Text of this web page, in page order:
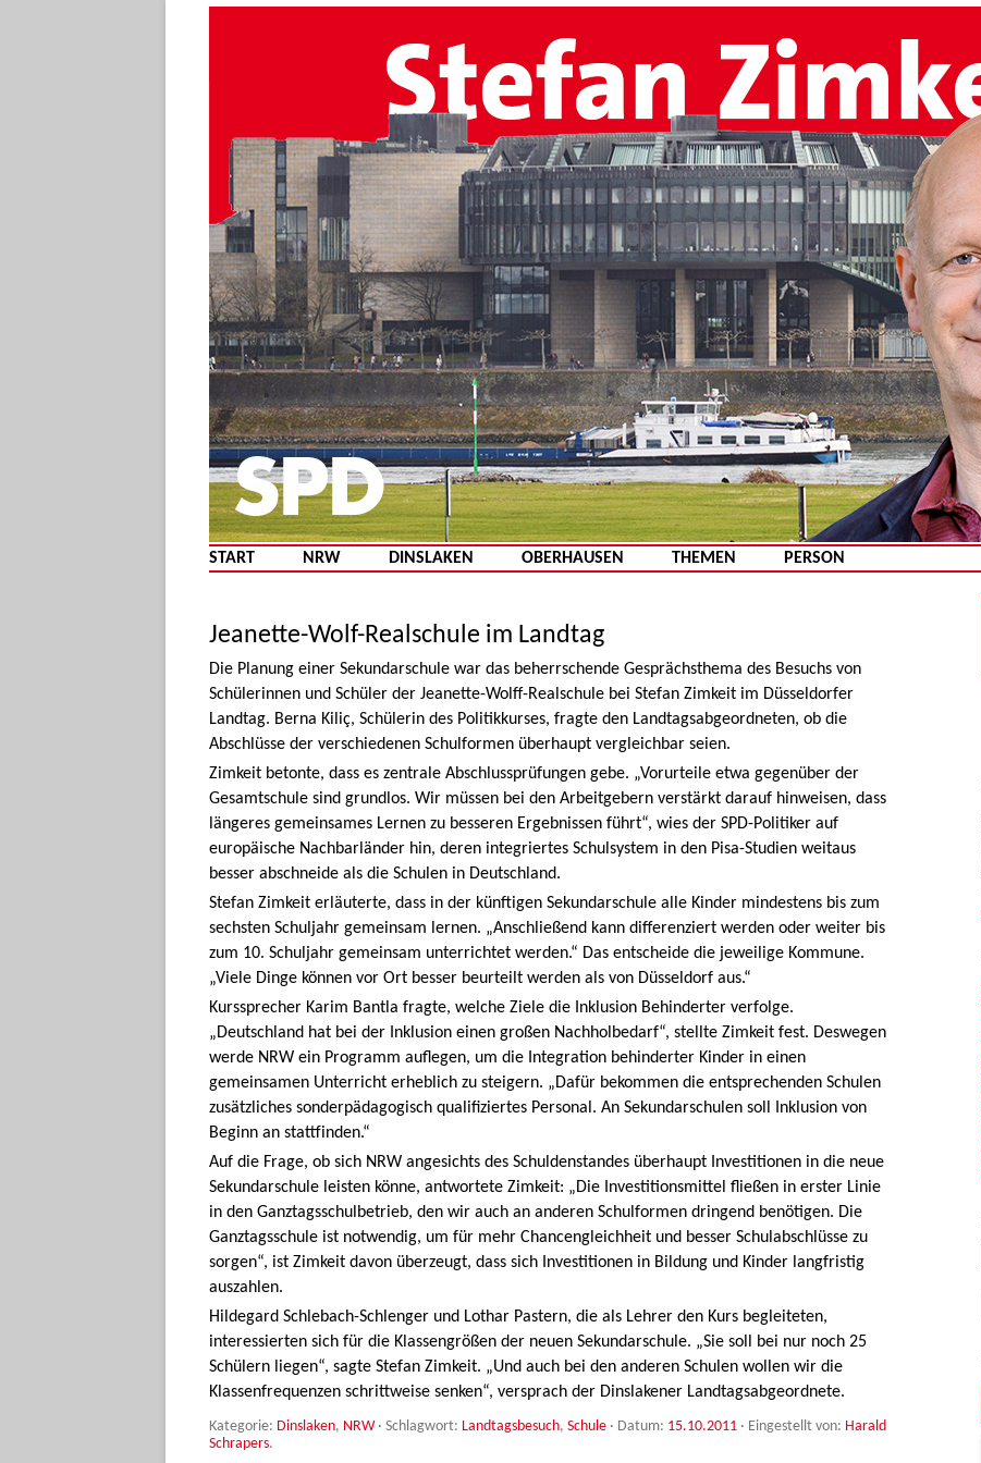
Zum Inhalt springen
START NRW DINSLAKEN OBERHAUSEN THEMEN PERSON
Jeanette-Wolf-Realschule im Landtag
Die Planung einer Sekundarschule war das beherrschende Gesprächsthema des Besuchs von
Schülerinnen und Schüler der Jeanette-Wolff-Realschule bei Stefan Zimkeit im Düsseldorfer
Landtag. Berna Kiliç, Schülerin des Politikkurses, fragte den Landtagsabgeordneten, ob die
Abschlüsse der verschiedenen Schulformen überhaupt vergleichbar seien.
Zimkeit betonte, dass es zentrale Abschlussprüfungen gebe. „Vorurteile etwa gegenüber der
Gesamtschule sind grundlos. Wir müssen bei den Arbeitgebern verstärkt darauf hinweisen, dass
längeres gemeinsames Lernen zu besseren Ergebnissen führt“, wies der SPD-Politiker auf
europäische Nachbarländer hin, deren integriertes Schulsystem in den Pisa-Studien weitaus
besser abschneide als die Schulen in Deutschland.
Stefan Zimkeit erläuterte, dass in der künftigen Sekundarschule alle Kinder mindestens bis zum
sechsten Schuljahr gemeinsam lernen. „Anschließend kann differenziert werden oder weiter bis
zum 10. Schuljahr gemeinsam unterrichtet werden.“ Das entscheide die jeweilige Kommune.
„Viele Dinge können vor Ort besser beurteilt werden als von Düsseldorf aus.“
Kurssprecher Karim Bantla fragte, welche Ziele die Inklusion Behinderter verfolge.
„Deutschland hat bei der Inklusion einen großen Nachholbedarf“, stellte Zimkeit fest. Deswegen
werde NRW ein Programm auflegen, um die Integration behinderter Kinder in einen
gemeinsamen Unterricht erheblich zu steigern. „Dafür bekommen die entsprechenden Schulen
zusätzliches sonderpädagogisch qualifiziertes Personal. An Sekundarschulen soll Inklusion von
Beginn an stattfinden.“
Auf die Frage, ob sich NRW angesichts des Schuldenstandes überhaupt Investitionen in die neue
Sekundarschule leisten könne, antwortete Zimkeit: „Die Investitionsmittel fließen in erster Linie
in den Ganztagsschulbetrieb, den wir auch an anderen Schulformen dringend benötigen. Die
Ganztagsschule ist notwendig, um für mehr Chancengleichheit und besser Schulabschlüsse zu
sorgen“, ist Zimkeit davon überzeugt, dass sich Investitionen in Bildung und Kinder langfristig
auszahlen.
Hildegard Schlebach-Schlenger und Lothar Pastern, die als Lehrer den Kurs begleiteten,
interessierten sich für die Klassengrößen der neuen Sekundarschule. „Sie soll bei nur noch 25
Schülern liegen“, sagte Stefan Zimkeit. „Und auch bei den anderen Schulen wollen wir die
Klassenfrequenzen schrittweise senken“, versprach der Dinslakener Landtagsabgeordnete.
Kategorie: Dinslaken, NRW· Schlagwort: Landtagsbesuch, Schule · Datum: 15.10.2011 · Eingestellt von: Harald
Schrapers.